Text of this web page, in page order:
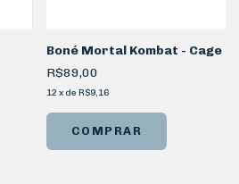
Boné Mortal Kombat - Cage
R$89,00
12 x de R$9,16
COMPRAR